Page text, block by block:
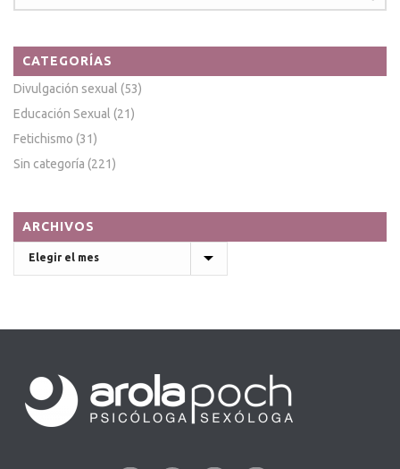
CATEGORÍAS
Divulgación sexual (53)
Educación Sexual (21)
Fetichismo (31)
Sin categoría (221)
ARCHIVOS
Archivos